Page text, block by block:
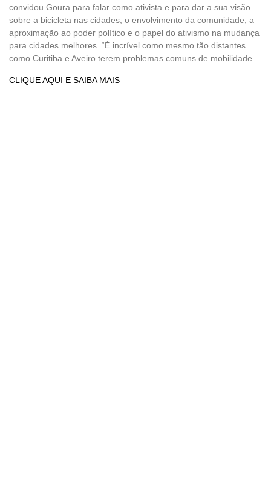
convidou Goura para falar como ativista e para dar a sua visão
sobre a bicicleta nas cidades, o envolvimento da comunidade, a
aproximação ao poder político e o papel do ativismo na mudança
para cidades melhores. “É incrível como mesmo tão distantes
como Curitiba e Aveiro terem problemas comuns de mobilidade.
CLIQUE AQUI E SAIBA MAIS